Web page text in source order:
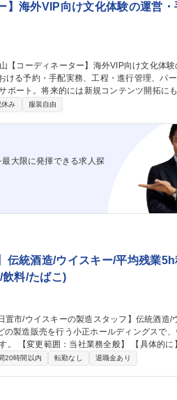
】海外VIP向け文化体験の運営
る予約・手配実務、工程・進行管理、パ
ポート。将来的には新規コンテンツ開拓に
手配のほか、職人やシェフなどのパートナ
められる、体験の品質を裏から支える重要
テンツの開発・改善にも深く携わることがで
向け文化体験の運営・手配
休み 服装自由
大限に発揮できる求人探
伝統酒造/ウイスキー/平均残業
料/たばこ)
社業務全般】 【具体的に】 ■原料の受け入
■発酵（フェルメンテーション）■蒸留（デ
20時間以内 転勤なし 退職金あり